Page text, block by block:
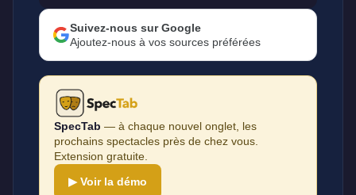
Suivez-nous sur Google
Ajoutez-nous à vos sources préférées
SpecTab — à chaque nouvel onglet, les
prochains spectacles près de chez vous.
Extension gratuite.
▶ Voir la démo